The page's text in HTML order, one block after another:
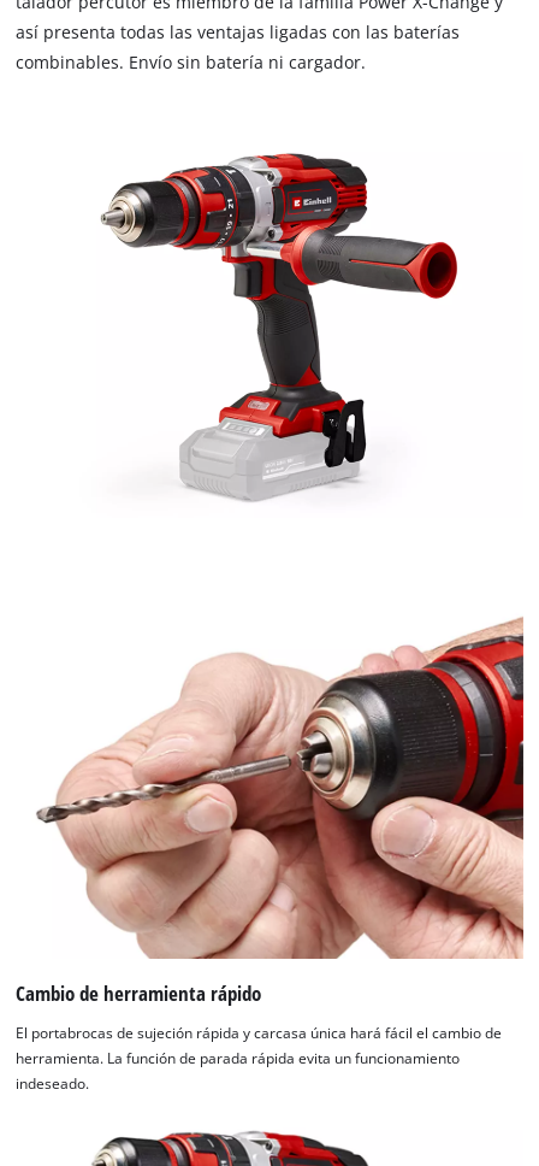
así presenta todas las ventajas ligadas con las baterías
combinables. Envío sin batería ni cargador.
Cambio de herramienta rápido
El portabrocas de sujeción rápida y carcasa única hará fácil el cambio de
herramienta. La función de parada rápida evita un funcionamiento
indeseado.